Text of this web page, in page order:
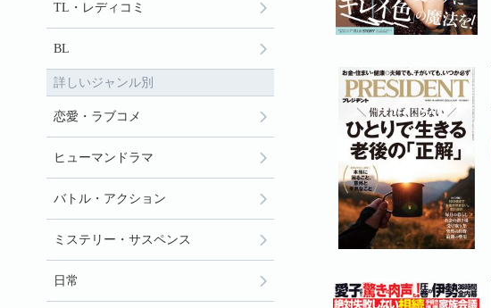
TL・レディコミ
BL
詳しいジャンル別
恋愛・ラブコメ
ヒューマンドラマ
バトル・アクション
ミステリー・サスペンス
日常